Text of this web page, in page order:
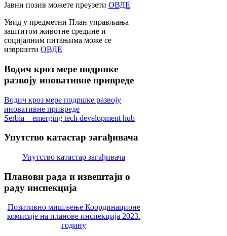
Јавни позив можете преузети ОВДЕ
Увид у предметни План управљања
заштитом животне средине и
социјалним питањима може се
извршити ОВДЕ
Водич кроз мере подршке
развоју иновативне привреде
Водич кроз мере подршке развоју
иновативне привреде
Serbia – emerging tech development hub
Упутство катастар загађивача
Упутство катастар загађивача
Планови рада и извештаји о
раду инспекција
Позитивно мишљење Координационе
комисије на планове инспекција 2023.
годину